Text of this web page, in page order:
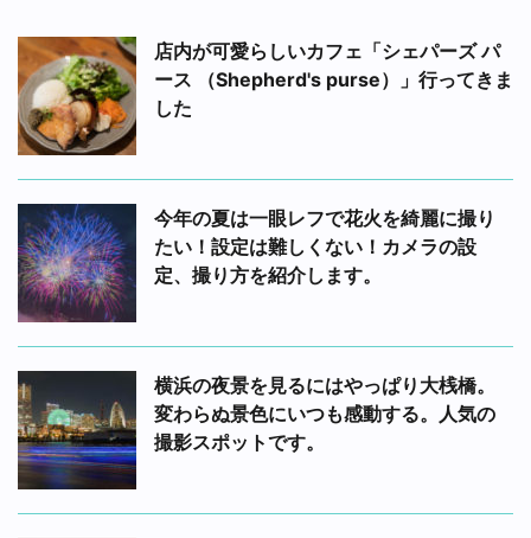
店内が可愛らしいカフェ「シェパーズ パ
ース （Shepherd's purse）」行ってきま
した
今年の夏は一眼レフで花火を綺麗に撮り
たい！設定は難しくない！カメラの設
定、撮り方を紹介します。
横浜の夜景を見るにはやっぱり大桟橋。
変わらぬ景色にいつも感動する。人気の
撮影スポットです。